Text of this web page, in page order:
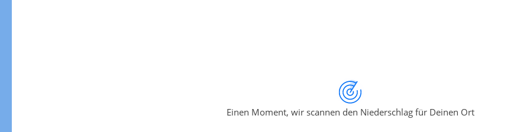
Einen Moment, wir scannen den Niederschlag für Deinen Ort